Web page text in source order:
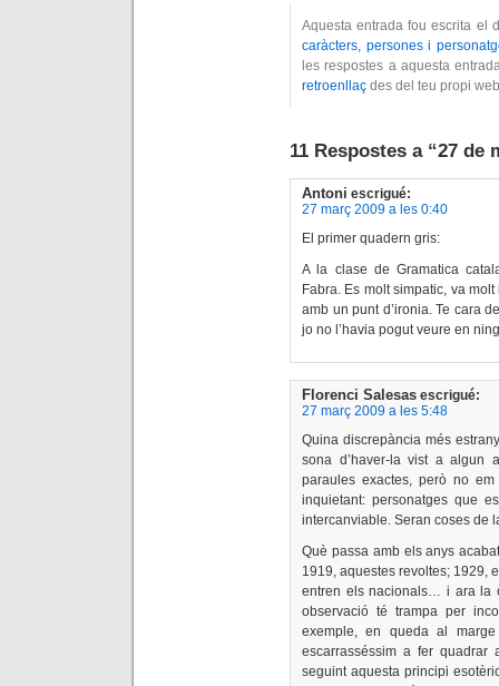
Aquesta entrada fou escrita el
caràcters, persones i
les respostes a aquesta
retroenllaç des del teu propi
11 Respostes a “27 de
Antoni escrigué:
27 març 2009 a les 0:40
El primer quadern gris:
A la clase de Gramatica
Fabra. Es molt simpatic, va
amb un punt d’ironia. Te cara
jo no l’havia pogut veure en
Florenci Salesas escrigué:
27 març 2009 a les 5:48
Quina discrepància més
sona d’haver-la vist a algun
paraules exactes, però no
inquietant: personatges que
intercanviable. Seran coses de
Què passa amb els anys
1919, aquestes revoltes; 1929,
entren els nacionals… i ara la
observació té trampa per
exemple, en queda al
escarrasséssim a fer quadrar
seguint aquesta principi